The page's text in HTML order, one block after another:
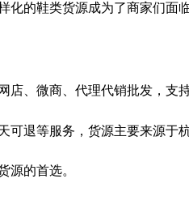
的鞋类货源成为了商家们面
、微商、代理代销批发，支持
退等服务，货源主要来源于
源的首选。